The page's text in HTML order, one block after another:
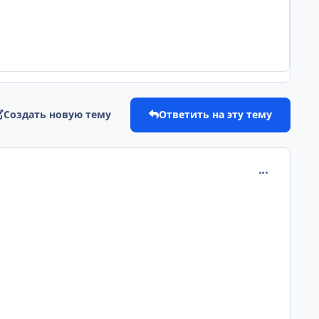
Создать новую тему Ответить на эту тему